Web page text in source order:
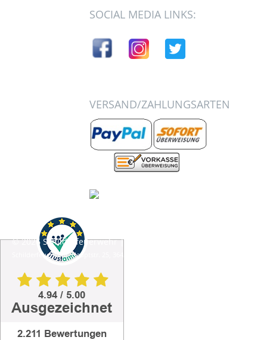
© 2026 Schilderfeuerwehr | schilderfeuerwehr@t-online.de
Schilderfeuerwehr, Hauptstr. 25, 36452 Empfertshausen
SOCIAL MEDIA LINKS:
VERSAND/ZAHLUNGSARTEN